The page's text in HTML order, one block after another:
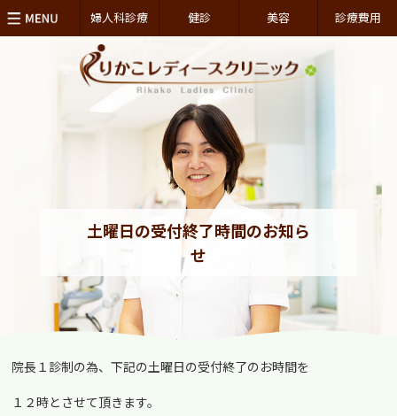
婦人科診療 健診 美容 診療費用
土曜日の受付終了時間のお知ら
せ
院長１診制の為、下記の土曜日の受付終了のお時間を
１２時とさせて頂きます。